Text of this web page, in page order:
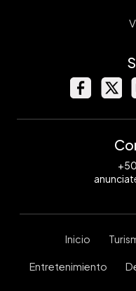
Inicio
Entretenimiento